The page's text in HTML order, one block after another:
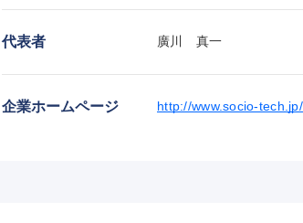
代表者 廣川　真一
企業ホームページ http://www.socio-tech.jp/